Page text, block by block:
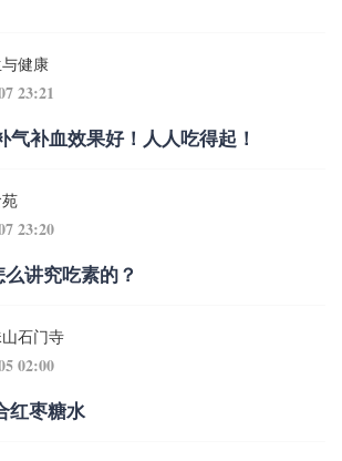
健康
23:21
气补血效果好！人人吃得起！
23:20
讲究吃素的？
石门寺
02:00
红枣糖水